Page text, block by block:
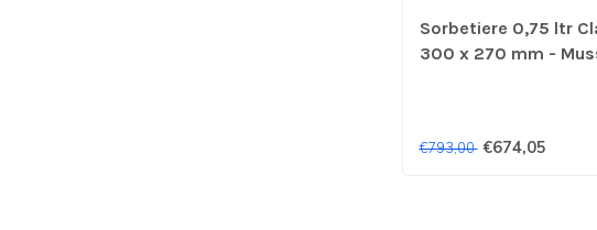
Sorbetiere 0,75 ltr
300 x 270 mm -
€793,00 €674,05